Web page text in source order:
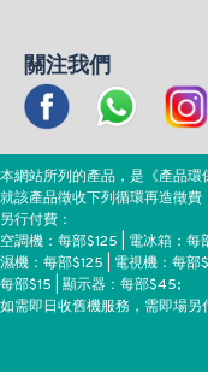
關注我們
本網站所列的產品，是《產品
就該產品徵收下列循環再造徵
另行付費：
空調機：每部$125 | 電冰箱：每
濕機：每部$125 | 電視機：每部
每部$15 | 顯示器：每部$45;
如需即日收舊機服務，需即場另